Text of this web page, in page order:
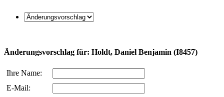
Änderungsvorschlag für: Holdt, Daniel Benjamin (I8457)
Ihre Name:
E-Mail: